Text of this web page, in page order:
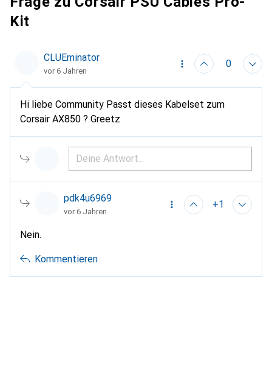
Kit
CLUEminator
vor 6 Jahren
0
Hi liebe Community Passt dieses Kabelset zum
Corsair AX850 ? Greetz
pdk4u6969
vor 6 Jahren
+1
Nein.
Kommentieren